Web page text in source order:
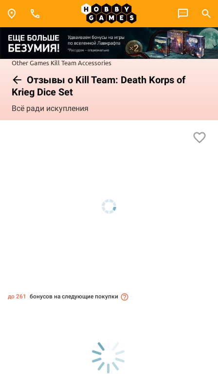
Other Games Kill TeamAccessories
Отзывы о Kill Team: Death Korps of
Krieg Dice Set
Всё ради искупления
до 261 бонусов на следующие покупки